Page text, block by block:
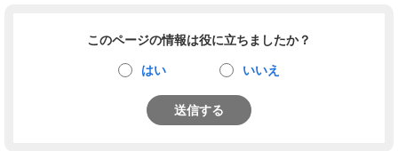
このページの情報は役に立ちましたか？
はい いいえ
送信する